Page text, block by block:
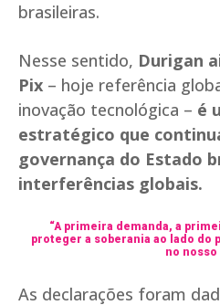
brasileiras.
Nesse sentido, Durigan
Pix – hoje referência
inovação tecnológica – é
estratégico que
governança do Estado
interferências globais.
“A primeira demanda, a
proteger a soberania ao lado do
no nosso
As declarações foram